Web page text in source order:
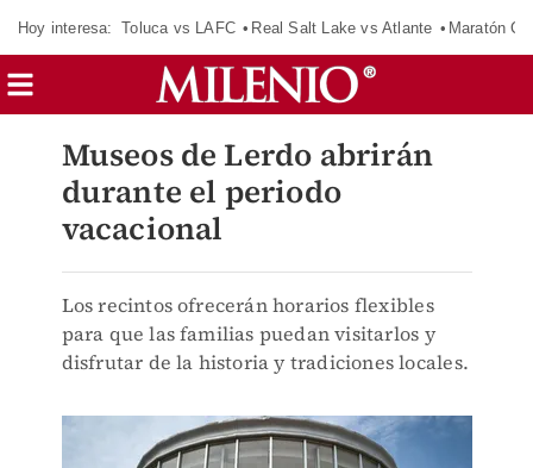
Hoy interesa: Toluca vs LAFC Real Salt Lake vs Atlante Maratón
Museos de Lerdo abrirán
durante el periodo
vacacional
Los recintos ofrecerán horarios flexibles
para que las familias puedan visitarlos y
disfrutar de la historia y tradiciones locales.